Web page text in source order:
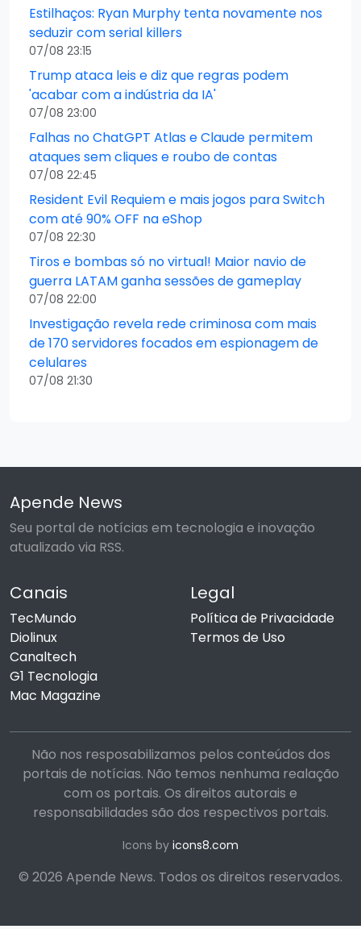
Estilhaços: Ryan Murphy tenta novamente nos
seduzir com serial killers
07/08 23:15
Trump ataca leis e diz que regras podem
'acabar com a indústria da IA'
07/08 23:00
Falhas no ChatGPT Atlas e Claude permitem
ataques sem cliques e roubo de contas
07/08 22:45
Resident Evil Requiem e mais jogos para Switch
com até 90% OFF na eShop
07/08 22:30
Tiros e bombas só no virtual! Maior navio de
guerra LATAM ganha sessões de gameplay
07/08 22:00
Investigação revela rede criminosa com mais
de 170 servidores focados em espionagem de
celulares
07/08 21:30
Apende News
Seu portal de notícias em tecnologia e inovação
atualizado via RSS.
Canais
TecMundo
Diolinux
Canaltech
G1 Tecnologia
Mac Magazine
Legal
Política de Privacidade
Termos de Uso
Não nos resposabilizamos pelos conteúdos dos
portais de notícias. Não temos nenhuma realação
com os portais. Os direitos autorais e
responsabilidades são dos respectivos portais.
Icons by icons8.com
© 2026 Apende News. Todos os direitos reservados.